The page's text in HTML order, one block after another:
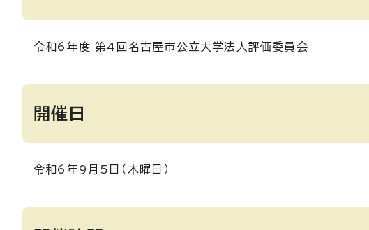
令和6年度 第4回名古屋市公立大学法人評価委員会
開催日
令和6年9月5日（木曜日）